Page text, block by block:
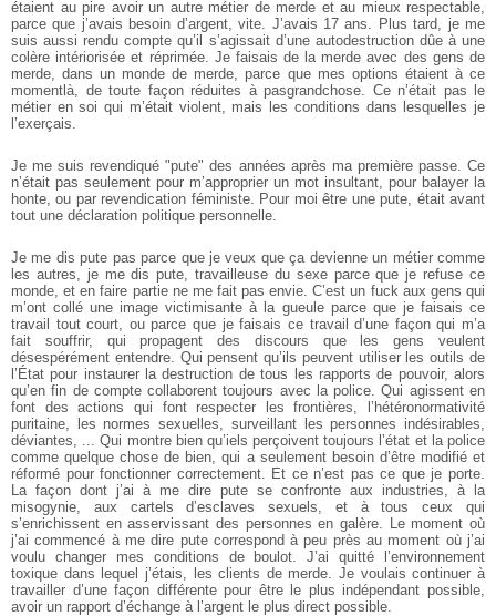
étaient au pire avoir un autre métier de merde et au mieux respectable,
parce que j’avais besoin d’argent, vite. J’avais 17 ans. Plus tard, je me
suis aussi rendu compte qu’il s’agissait d’une autodestruction dûe à une
colère intériorisée et réprimée. Je faisais de la merde avec des gens de
merde, dans un monde de merde, parce que mes options étaient à ce
moment­là, de toute façon réduites à pas­grand­chose. Ce n’était pas le
métier en soi qui m’était violent, mais les conditions dans lesquelles je
l’exerçais.
Je me suis revendiqué "pute" des années après ma première passe. Ce
n’était pas seulement pour m’approprier un mot insultant, pour balayer la
honte, ou par revendication féministe. Pour moi être une pute, était avant
tout une déclaration politique personnelle.
Je me dis pute pas parce que je veux que ça devienne un métier comme
les autres, je me dis pute, travailleuse du sexe parce que je refuse ce
monde, et en faire partie ne me fait pas envie. C’est un fuck aux gens qui
m’ont collé une image victimisante à la gueule parce que je faisais ce
travail tout court, ou parce que je faisais ce travail d’une façon qui m’a
fait souffrir, qui propagent des discours que les gens veulent
désespérément entendre. Qui pensent qu’ils peuvent utiliser les outils de
l’État pour instaurer la destruction de tous les rapports de pouvoir, alors
qu’en fin de compte collaborent toujours avec la police. Qui agissent en
font des actions qui font respecter les frontières, l’hétéronormativité
puritaine, les normes sexuelles, surveillant les personnes indésirables,
déviantes, ... Qui montre bien qu’iels perçoivent toujours l’état et la police
comme quelque chose de bien, qui a seulement besoin d’être modifié et
réformé pour fonctionner correctement. Et ce n’est pas ce que je porte.
La façon dont j’ai à me dire pute se confronte aux industries, à la
misogynie, aux cartels d’esclaves sexuels, et à tous ceux qui
s’enrichissent en asservissant des personnes en galère. Le moment où
j’ai commencé à me dire pute correspond à peu près au moment où j’ai
voulu changer mes conditions de boulot. J’ai quitté l’environnement
toxique dans lequel j’étais, les clients de merde. Je voulais continuer à
travailler d’une façon différente pour être le plus indépendant possible,
avoir un rapport d’échange à l’argent le plus direct possible.